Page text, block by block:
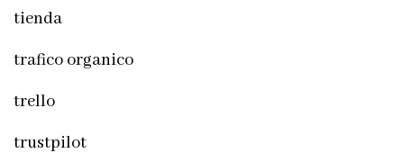
tienda
trafico organico
trello
trustpilot